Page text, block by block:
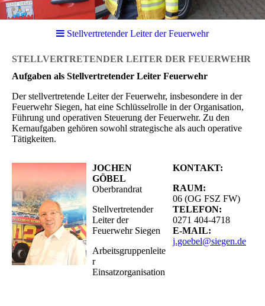
Stellvertretender Leiter der Feuerwehr
STELLVERTRETENDER LEITER DER FEUERWEHR
Aufgaben als Stellvertretender Leiter Feuerwehr
Der stellvertretende Leiter der Feuerwehr, insbesondere in der
Feuerwehr Siegen, hat eine Schlüsselrolle in der Organisation,
Führung und operativen Steuerung der Feuerwehr. Zu den
Kernaufgaben gehören sowohl strategische als auch operative
Tätigkeiten.
JOCHEN
GÖBEL
Oberbrandrat
Stellvertretender
Leiter der
Feuerwehr Siegen
Arbeitsgruppenleite
r
Einsatzorganisation
KONTAKT:
RAUM:
06 (OG FSZ FW)
TELEFON:
0271 404-4718
E-MAIL:
j.goebel@siegen.de